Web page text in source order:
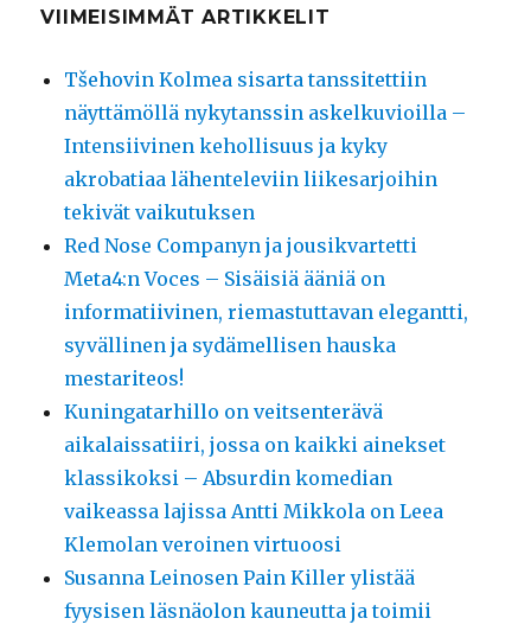
VIIMEISIMMÄT ARTIKKELIT
Tšehovin Kolmea sisarta tanssitettiin
näyttämöllä nykytanssin askelkuvioilla –
Intensiivinen kehollisuus ja kyky
akrobatiaa lähenteleviin liikesarjoihin
tekivät vaikutuksen
Red Nose Companyn ja jousikvartetti
Meta4:n Voces – Sisäisiä ääniä on
informatiivinen, riemastuttavan elegantti,
syvällinen ja sydämellisen hauska
mestariteos!
Kuningatarhillo on veitsenterävä
aikalaissatiiri, jossa on kaikki ainekset
klassikoksi – Absurdin komedian
vaikeassa lajissa Antti Mikkola on Leea
Klemolan veroinen virtuoosi
Susanna Leinosen Pain Killer ylistää
fyysisen läsnäolon kauneutta ja toimii